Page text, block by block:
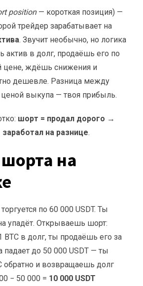
position— короткая позиция) —
трейдер зарабатывает на
. Звучит необычно, но логика
актив в долг, продаёшь его по
цене, ждёшь снижения и
дешевле. Разница между
выкупа — твоя прибыль.
шорт = продал дорого →
на разнице.
на
по 60 000 USDT. Ты
упадёт. Открываешь шорт:
BTC в долг, ты продаёшь его за
падает до 50 000 USDT — ты
обратно и возвращаешь долг
− 50 000 = 10 000 USDT